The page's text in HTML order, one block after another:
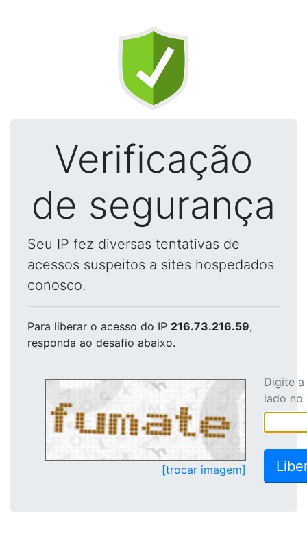
Verificação
de segurança
Seu IP fez diversas tentativas de
acessos suspeitos a sites hospedados
conosco.
Para liberar o acesso do IP 216.73.216.59,
responda ao desafio abaixo.
[trocar imagem]
Digite
lado no